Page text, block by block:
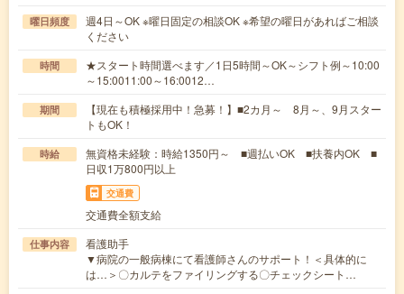
曜日頻度
週4日～OK ※曜日固定の相談OK ※希望の曜日があればご相談
ください
時間
★スタート時間選べます／1日5時間～OK～シフト例～10:00
～15:0011:00～16:0012…
期間
【現在も積極採用中！急募！】■2カ月～ 8月～、9月スター
トもOK！
時給
無資格未経験：時給1350円～ ■週払いOK ■扶養内OK ■
日収1万800円以上
交通費
交通費全額支給
仕事内容
看護助手
▼病院の一般病棟にて看護師さんのサポート！＜具体的に
は…＞〇カルテをファイリングする〇チェックシート…